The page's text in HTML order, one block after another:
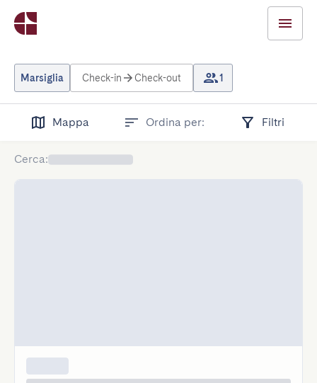
Marsiglia Check-in Check-out 1
Mappa Ordina per: Filtri
Cerca: